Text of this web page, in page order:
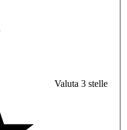
Valuta 3 stelle